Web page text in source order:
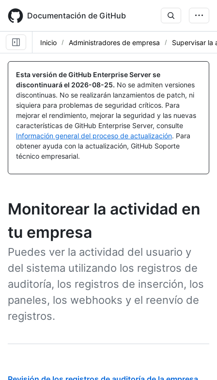
main
content
Documentación de GitHub
Inicio Administradores de empresa Supervisar la
Esta versión de GitHub Enterprise Server se
discontinuará el 2026-08-25. No se admiten versiones
discontinuas. No se realizarán lanzamientos de patch, ni
siquiera para problemas de seguridad críticos. Para
mejorar el rendimiento, mejorar la seguridad y las nuevas
características de GitHub Enterprise Server, consulte
Información general del proceso de actualización. Para
obtener ayuda con la actualización, GitHub Soporte
técnico empresarial.
Monitorear la actividad en
tu empresa
Puedes ver la actividad del usuario y
del sistema utilizando los registros de
auditoría, los registros de inserción, los
paneles, los webhooks y el reenvío de
registros.